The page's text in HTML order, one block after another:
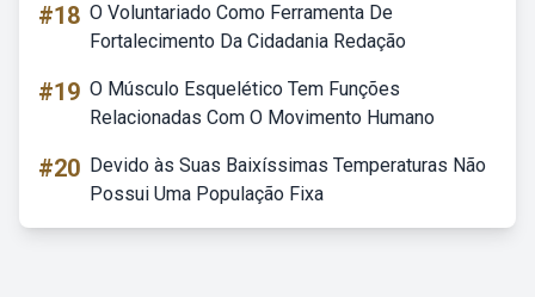
#18 O Voluntariado Como Ferramenta De
Fortalecimento Da Cidadania Redação
#19 O Músculo Esquelético Tem Funções
Relacionadas Com O Movimento Humano
#20 Devido às Suas Baixíssimas Temperaturas Não
Possui Uma População Fixa